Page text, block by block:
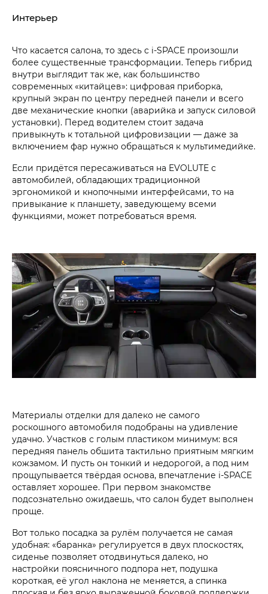
Интерьер
Что касается салона, то здесь с i‑SPACE произошли
более существенные трансформации. Теперь гибрид
внутри выглядит так же, как большинство
современных «китайцев»: цифровая приборка,
крупный экран по центру передней панели и всего
две механические кнопки (аварийка и запуск силовой
установки). Перед водителем стоит задача
привыкнуть к тотальной цифровизации — даже за
включением фар нужно обращаться к мультимедийке.
Если придётся пересаживаться на EVOLUTE с
автомобилей, обладающих традиционной
эргономикой и кнопочными интерфейсами, то на
привыкание к планшету, заведующему всеми
функциями, может потребоваться время.
Материалы отделки для далеко не самого
роскошного автомобиля подобраны на удивление
удачно. Участков с голым пластиком минимум: вся
передняя панель обшита тактильно приятным мягким
кожзамом. И пусть он тонкий и недорогой, а под ним
прощупывается твёрдая основа, впечатление i‑SPACE
оставляет хорошее. При первом знакомстве
подсознательно ожидаешь, что салон будет выполнен
проще.
Вот только посадка за рулём получается не самая
удобная: «баранка» регулируется в двух плоскостях,
сиденье позволяет отодвинуться далеко, но
настройки поясничного подпора нет, подушка
короткая, её угол наклона не меняется, а спинка